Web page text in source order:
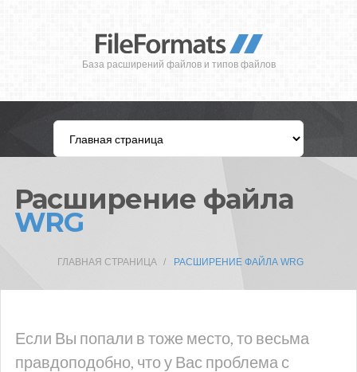
База расширений файлов и типов файлов
Расширение файла
WRG
ГЛАВНАЯ СТРАНИЦА РАСШИРЕНИЕ ФАЙЛА WRG
Если Вы попали в тоже место, то весьма
правдоподобно, что у Вас проблема с